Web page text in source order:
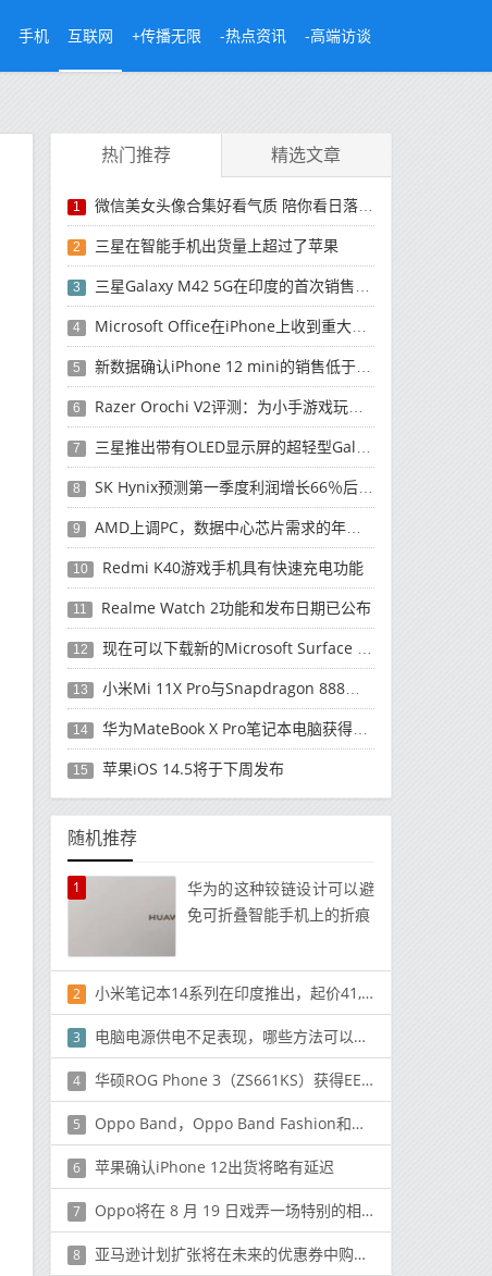
手机 互联网 +传播无限 -热点资讯 -高端访谈
热门推荐 精选文章
1 微信美女头像合集好看气质 陪你看日落的人比日落更浪漫
2 三星在智能手机出货量上超过了苹果
3 三星Galaxy M42 5G在印度的首次销售将于今晚开始
4 Microsoft Office在iPhone上收到重大更新
5 新数据确认iPhone 12 mini的销售低于预期
6 Razer Orochi V2评测：为小手游戏玩家设计的鼠标
7 三星推出带有OLED显示屏的超轻型Galaxy Book Pro和Galaxy Book Pro 360笔记本电脑
8 SK Hynix预测第一季度利润增长66％后，对芯片的需求将增强
9 AMD上调PC，数据中心芯片需求的年度收入预测
10 Redmi K40游戏手机具有快速充电功能
11 Realme Watch 2功能和发布日期已公布
12 现在可以下载新的Microsoft Surface Duo更新
13 小米Mi 11X Pro与Snapdragon 888处理器一起发布
14 华为MateBook X Pro笔记本电脑获得全新升级
15 苹果iOS 14.5将于下周发布
随机推荐
1
华为的这种铰链设计可以避
免可折叠智能手机上的折痕
2 小米笔记本14系列在印度推出，起价41,999印度卢比（550美元），并配备英特尔第10代处理器
3 电脑电源供电不足表现，哪些方法可以完美解决呢
4 华硕ROG Phone 3（ZS661KS）获得EEC认证，并且由在线零售商列出的兼容配件
5 Oppo Band，Oppo Band Fashion和Oppo Band EVA在中国推出，起价为199元
6 苹果确认iPhone 12出货将略有延迟
7 Oppo将在 8 月 19 日戏弄一场特别的相机活动
8 亚马逊计划扩张将在未来的优惠券中购买49％的股份